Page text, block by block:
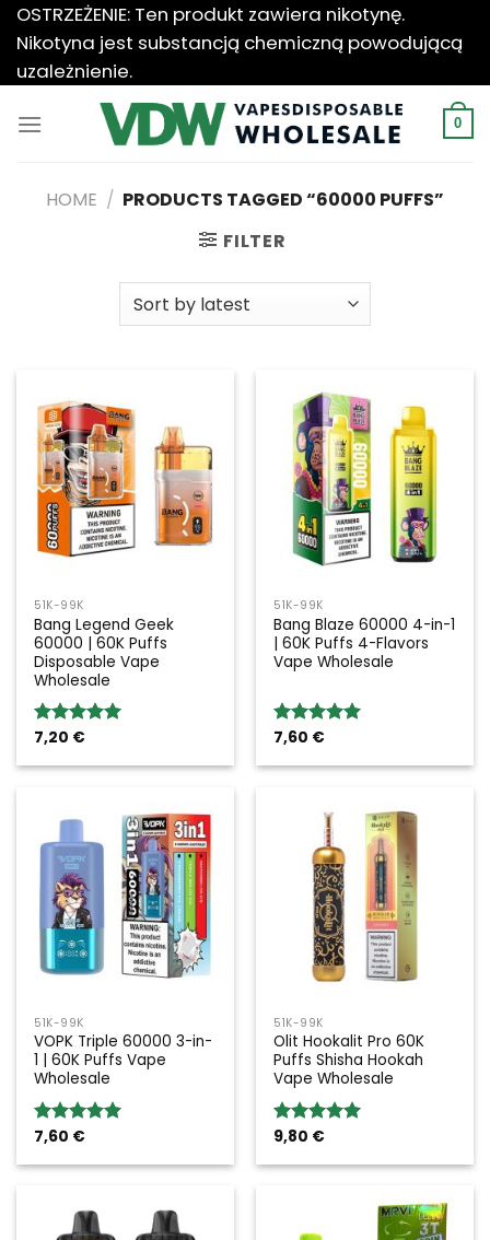
Przewiń
do
zawartości
OSTRZEŻENIE: Ten produkt zawiera nikotynę.
Nikotyna jest substancją chemiczną powodującą
uzależnienie.
0
HOME / PRODUCTS TAGGED “60000 PUFFS”
FILTER
51K-99K
Bang Legend Geek
60000 | 60K Puffs
Disposable Vape
Wholesale
Rated5.00
7,20 €
51K-99K
Bang Blaze 60000 4-in-1
| 60K Puffs 4-Flavors
Vape Wholesale
Rated5.00
7,60 €
51K-99K
VOPK Triple 60000 3-in-
1 | 60K Puffs Vape
Wholesale
Rated5.00
7,60 €
51K-99K
Olit Hookalit Pro 60K
Puffs Shisha Hookah
Vape Wholesale
Rated5.00
9,80 €